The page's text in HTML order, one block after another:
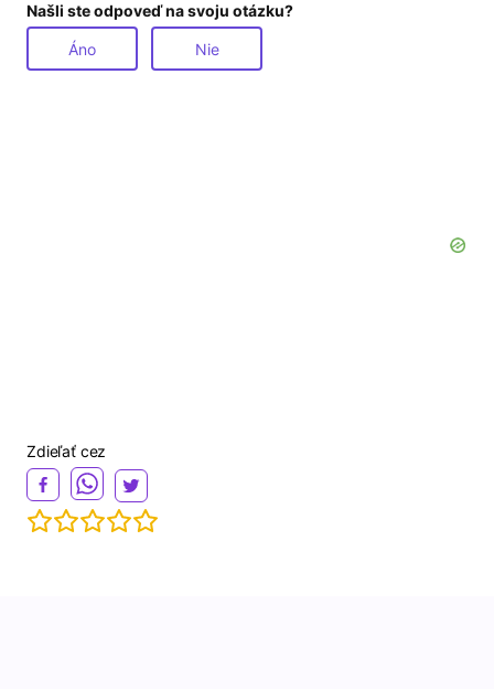
Našli ste odpoveď na svoju otázku?
Áno Nie
Zdieľať cez